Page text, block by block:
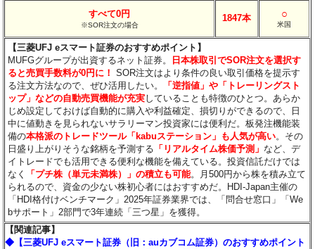
すべて0円
※SOR注文の場合
1847本 ○
米国
【三菱UFJ eスマート証券のおすすめポイント】
MUFGグループが出資するネット証券。
日本株取引でSOR注文を選択す
ると売買手数料が0円に！ SOR注文はより条件の良い取引価格を提示す
る注文方法なので、ぜひ活用したい。
「逆指値」や「トレーリングスト
ップ」などの自動売買機能が充実していることも特徴のひとつ。あらか
じめ設定しておけば自動的に購入や利益確定、損切りができるので、日
中に値動きを見られないサラリーマン投資家には便利だ。板発注機能装
備の本格派のトレードツール「kabuステーション」も人気が高い。その
日盛り上がりそうな銘柄を予測する 「リアルタイム株価予測」 など、デ
イトレードでも活用できる便利な機能を備えている。投資信託だけでは
なく
「プチ株（単元未満株）」の積立も可能。月500円から株を積み立て
られるので、資金の少ない株初心者にはおすすめだ。HDI-Japan主催の
「HDI格付けベンチマーク」2025年証券業界では、「問合せ窓口」「We
bサポート」2部門で3年連続「三つ星」を獲得。
【関連記事】
◆【三菱UFJ eスマート証券（旧：auカブコム証券）のおすすめポイント